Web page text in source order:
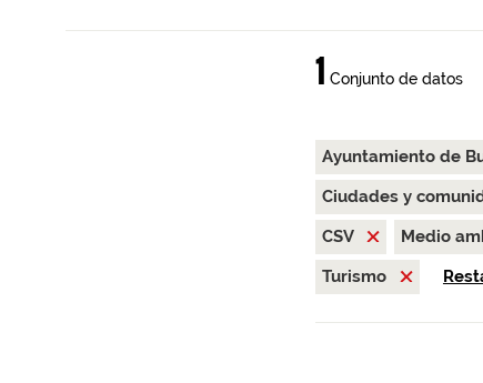
1 Conjunto de datos
Ayuntamiento de
Ciudades y
CSV
Medio
Turismo